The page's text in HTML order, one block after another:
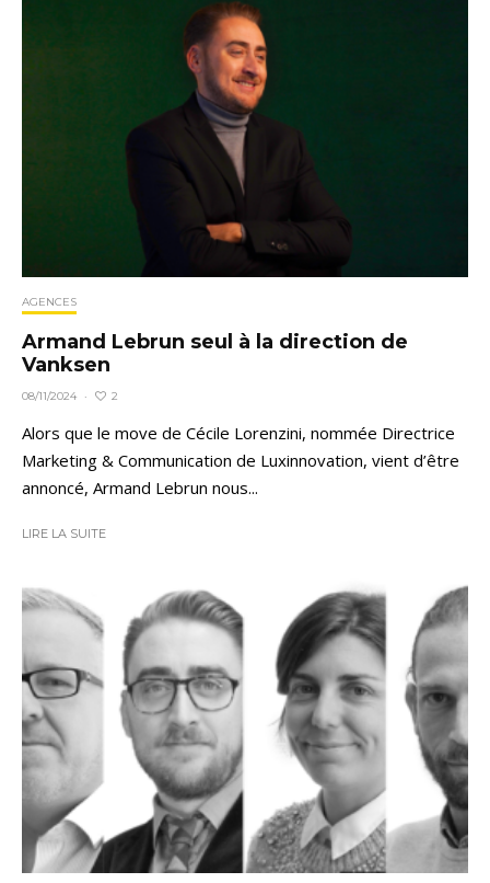
AGENCES
Armand Lebrun seul à la direction de
Vanksen
08/11/2024 · 2
Alors que le move de Cécile Lorenzini, nommée Directrice
Marketing & Communication de Luxinnovation, vient d’être
annoncé, Armand Lebrun nous...
LIRE LA SUITE